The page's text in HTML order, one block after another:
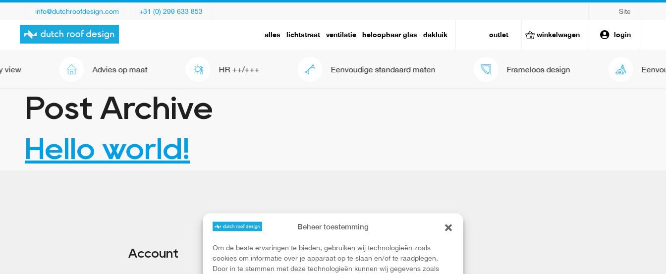
Beheer toestemming
Om de beste ervaringen te bieden, gebruiken wij technologieën zoals
cookies om informatie over je apparaat op te slaan en/of te raadplegen.
Door in te stemmen met deze technologieën kunnen wij gegevens zoals
info@dutchroofdesign.com +31 (0) 299 633 853 Site
alles lichtstraat ventilatie beloopbaar glas dakluik outlet winkelwagen login
Advies op maat HR ++/+++ Eenvoudige standaard maten Frameloos design
Post Archive
Hello world!
Account Klantenservice